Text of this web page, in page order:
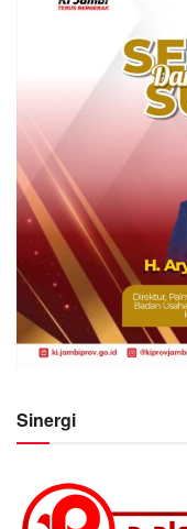
Sinergi